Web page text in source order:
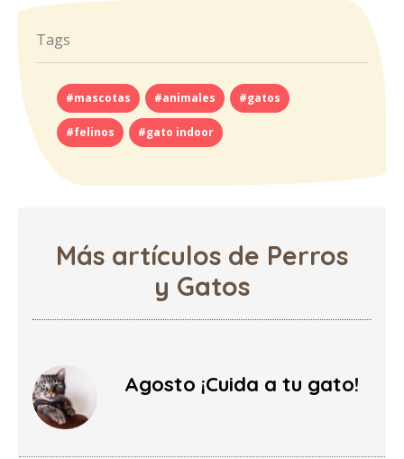
Tags
#mascotas #animales #gatos
#felinos #gato indoor
Más artículos de Perros
y Gatos
Agosto ¡Cuida a tu gato!